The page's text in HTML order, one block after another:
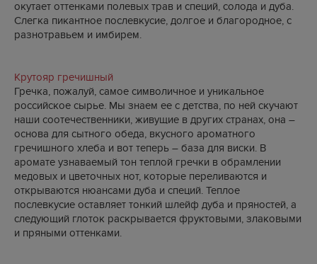
окутает оттенками полевых трав и специй, солода и дуба.
Слегка пикантное послевкусие, долгое и благородное, с
разнотравьем и имбирем.
Крутояр гречишный
Гречка, пожалуй, самое символичное и уникальное
российское сырье. Мы знаем ее с детства, по ней скучают
наши соотечественники, живущие в других странах, она –
основа для сытного обеда, вкусного ароматного
гречишного хлеба и вот теперь – база для виски. В
аромате узнаваемый тон теплой гречки в обрамлении
медовых и цветочных нот, которые переливаются и
открываются нюансами дуба и специй. Теплое
послевкусие оставляет тонкий шлейф дуба и пряностей, а
следующий глоток раскрывается фруктовыми, злаковыми
и пряными оттенками.